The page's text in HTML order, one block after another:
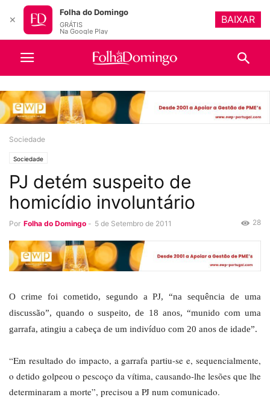
Sociedade
Sociedade
PJ detém suspeito de
homicídio involuntário
Por Folha do Domingo - 5 de Setembro de 2011 28
O crime foi cometido, segundo a PJ, “na sequência de uma
discussão”, quando o suspeito, de 18 anos, “munido com uma
garrafa, atingiu a cabeça de um indivíduo com 20 anos de idade”.
“Em resultado do impacto, a garrafa partiu-se e, sequencialmente,
o detido golpeou o pescoço da vítima, causando-lhe lesões que lhe
determinaram a morte”, precisou a PJ num comunicado.
✕
Folha do Domingo
GRÁTIS
Na Google Play
BAIXAR